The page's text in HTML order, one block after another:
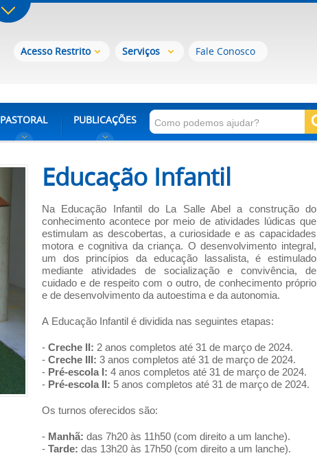
Acesso Restrito Serviços Fale Conosco
PASTORAL PUBLICAÇÕES
Educação Infantil
Na Educação Infantil do La Salle Abel a construção do
conhecimento acontece por meio de atividades lúdicas que
estimulam as descobertas, a curiosidade e as capacidades
motora e cognitiva da criança. O desenvolvimento integral,
um dos princípios da educação lassalista, é estimulado
mediante atividades de socialização e convivência, de
cuidado e de respeito com o outro, de conhecimento próprio
e de desenvolvimento da autoestima e da autonomia.
A Educação Infantil é dividida nas seguintes etapas:
- Creche II: 2 anos completos até 31 de março de 2024.
- Creche III: 3 anos completos até 31 de março de 2024.
- Pré-escola I: 4 anos completos até 31 de março de 2024.
- Pré-escola II: 5 anos completos até 31 de março de 2024.
Os turnos oferecidos são:
- Manhã: das 7h20 às 11h50 (com direito a um lanche).
- Tarde: das 13h20 às 17h50 (com direito a um lanche).